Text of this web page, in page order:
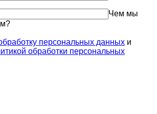
Чем мы
персональных данных и
обработки персональных